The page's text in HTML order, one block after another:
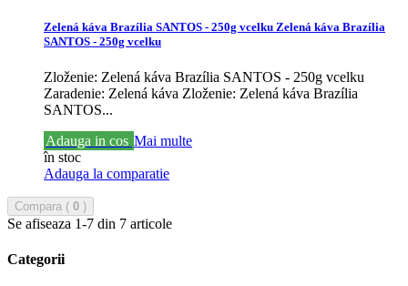
Zelená káva Brazília SANTOS - 250g vcelku Zelená káva Brazília
SANTOS - 250g vcelku
Zloženie: Zelená káva Brazília SANTOS - 250g vcelku
Zaradenie: Zelená káva Zloženie: Zelená káva Brazília
SANTOS...
Adauga in cos Mai multe
în stoc
Adauga la comparatie
Compara ( 0 )
Se afiseaza 1-7 din 7 articole
Categorii